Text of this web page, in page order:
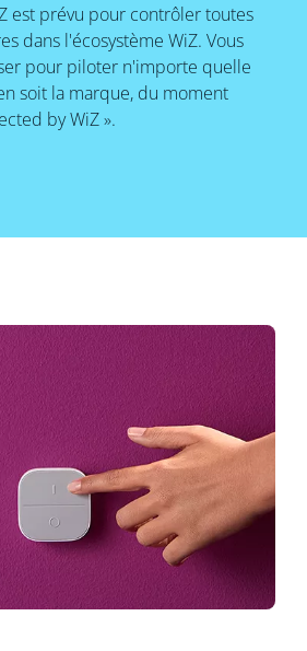
est prévu pour contrôler toutes
dans l'écosystème WiZ. Vous
pour piloter n'importe quelle
soit la marque, du moment
by WiZ ».